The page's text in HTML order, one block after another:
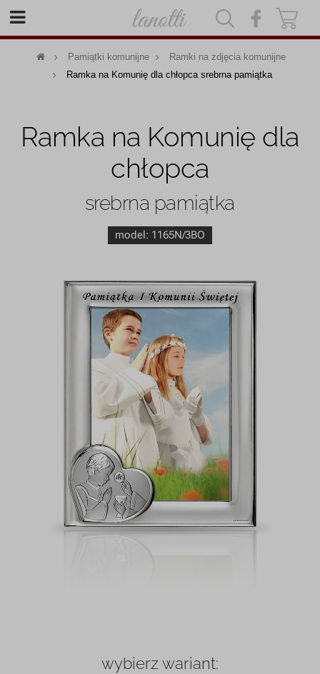
Pamiątki komunijne
Ramki na zdjęcia komunijne
Ramka na Komunię dla chłopca srebrna pamiątka
Ramka na Komunię dla
chłopca
srebrna pamiątka
model: 1165N/3BO
wybierz wariant: